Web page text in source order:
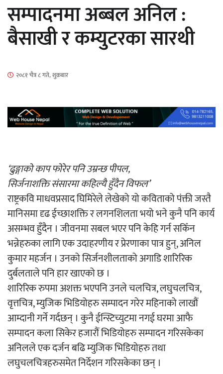
हलमा छैन ‘गौँथली’को टिकट
‘आइतबारको अफिस’ को परिचर्चा सम्पन्न
अर्जुन चन्द्रको ‘संवेदनाका प्रतिध्वनि’
मुक्तकसङ्ग्रह लोकार्पण
‘दुर्गा’ निर्माण गर्दै सम्राट
चलचित्र ‘माया भनेकै यस्तो होला’को शीर्ष गीत
सार्वजनिक
सम्पादनमा अब्बल अनिल :
बैसाखी र कम्युटरका सारथी
२०८१ चैत्र ८ गते, शुक्रबार
‘ढुङ्गाको काप फोरेर पनि उम्रन्छ पीपल,
सिर्जनाशक्ति संसारमा कहिल्यै हुँदैन विफल’
राष्ट्रकवि माधवप्रसाद घिमिरेले लेखेको यो कविताको पंक्ती जस्तै
मानिसमा दृढ ईच्छाशक्ति र लगनशिलता भयो भने कुनै पनि कार्य
असम्भव हुँदैन । जीवनमा सबल भएर पनि केहि गर्न सकिँन
भन्नेहरुका लागि एक उदाहरणीय र प्रेरणाका पात्र हुन्, अनिल
कुमार महर्जन । उनको सिर्जनशीलताको अगाडि शारिरिक
दुर्बलताले पनि हार खाएको छ ।
शारिरिक रुपमा अशक्त भएपनि उनले चलचित्र, लघुचलचित्र,
वृत्तचित्र, म्युजिक भिडियोहरु सम्पादन गरेर महिनाको लाखौं
आम्दानी गर्ने गर्दछन् । कुनै ईन्स्टिच्युटमा नगई घरमा आफै
सम्पादन कला सिकेर हजारौं भिडियोहरु सम्पादन गरिसकेका
अनिलले एक दर्जन बढि म्युजिक भिडियोहरु तथा
लघुचलचित्रहरुसमेत निर्देशन गरिसकेका छन् ।